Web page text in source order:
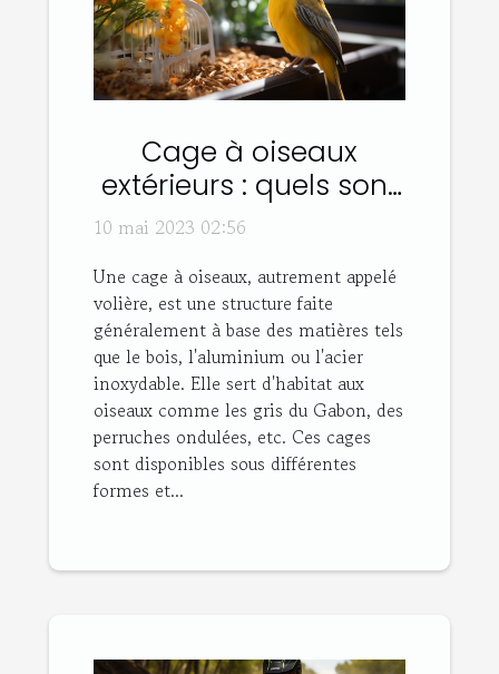
Cage à oiseaux
extérieurs : quels sont
les différents types et
10 mai 2023 02:56
Une cage à oiseaux, autrement appelé
volière, est une structure faite
généralement à base des matières tels
que le bois, l'aluminium ou l'acier
inoxydable. Elle sert d'habitat aux
oiseaux comme les gris du Gabon, des
perruches ondulées, etc. Ces cages
sont disponibles sous différentes
formes et...